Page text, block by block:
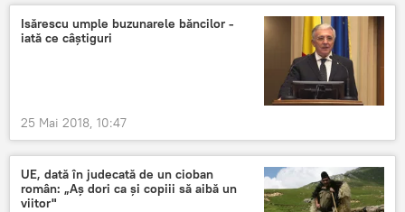
Isărescu umple buzunarele băncilor -
iată ce câștiguri
25 Mai 2018, 10:47
UE, dată în judecată de un cioban
român: „Aş dori ca şi copiii să aibă un
viitor"